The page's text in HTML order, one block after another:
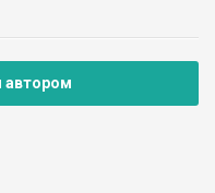
автором